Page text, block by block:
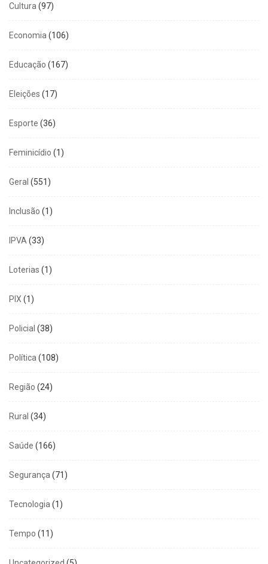
Cultura (97)
Economia (106)
Educação (167)
Eleições (17)
Esporte (36)
Feminicídio (1)
Geral (551)
Inclusão (1)
IPVA (33)
Loterias (1)
PIX (1)
Policial (38)
Política (108)
Região (24)
Rural (34)
Saúde (166)
Segurança (71)
Tecnologia (1)
Tempo (11)